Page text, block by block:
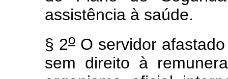
assistência à saúde.
§ 2o O servidor
sem direito à